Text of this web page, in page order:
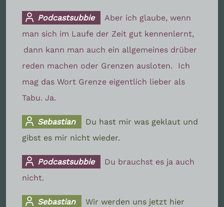
Podcastsubbie
Aber ich glaube, wenn
man sich im Laufe der Zeit gut kennenlernt,
dann kann man auch ein allgemeines drüber
reden machen oder Grenzen ausloten.
Ich
mag das Wort Grenze eigentlich lieber als
Tabu. Ja.
Sebastian
Du hast mir was geklaut und
gibst es mir nicht wieder.
Podcastsubbie
Du brauchst es ja auch
nicht.
Sebastian
Wir werden uns jetzt hier